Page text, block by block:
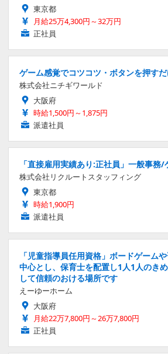
東京都
月給25万4,300円～32万円
正社員
ゲーム感覚でコツコツ・ボタンを押す
株式会社ニチギワールド
大阪府
時給1,500円～1,875円
派遣社員
「直接雇用実績あり:正社員」一般事務
株式会社リクルートスタッフィング
東京都
時給1,900円
派遣社員
「児童指導員任用資格」ボードゲーム
中心とし、保育士を配置し1人1人のき
して信頼のおける場所です
えーゆーホーム
大阪府
月給22万7,800円～26万7,800円
正社員